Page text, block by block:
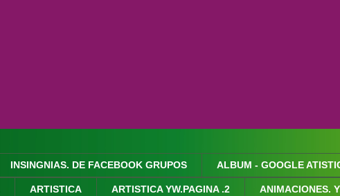
INSINGNIAS. DE FACEBOOK GRUPOS ALBUM - GOOGLE
ARTISTICA ARTISTICA YW.PAGINA .2 ANIMACIONES.